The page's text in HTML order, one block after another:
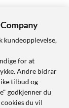
kundeopplevelse,
for at
Andre bidrar
tilbud og
godkjenner du
du vil